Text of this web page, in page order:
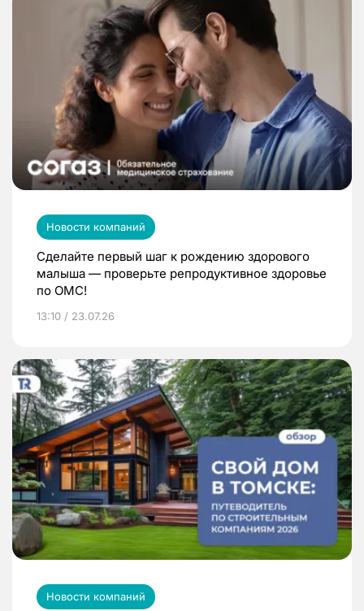
Новости компаний
Сделайте первый шаг к рождению здорового
малыша — проверьте репродуктивное здоровье
по ОМС!
13:10 / 23.07.26
Новости компаний